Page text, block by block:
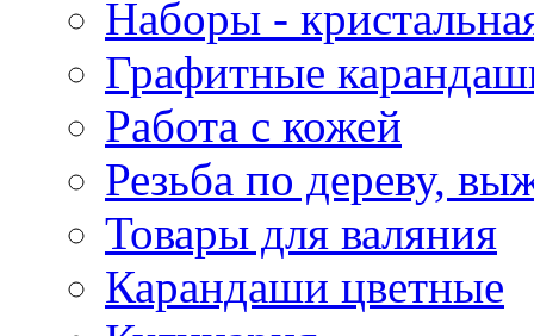
Наборы -
Графитные
Работа с кожей
Резьба по дереву,
Товары для валяния
Карандаши цветные